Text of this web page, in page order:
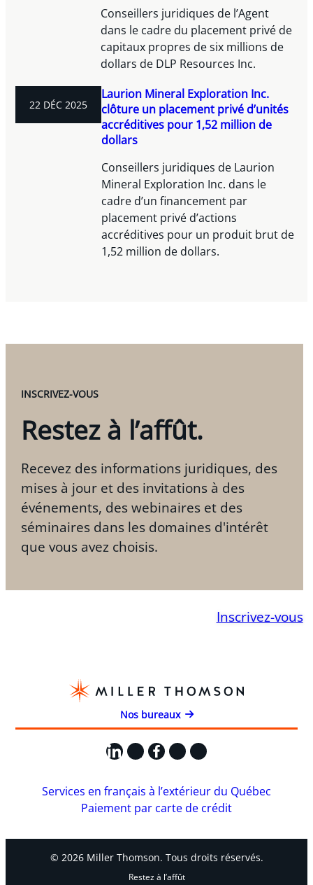
Conseillers juridiques de l’Agent
dans le cadre du placement privé de
capitaux propres de six millions de
dollars de DLP Resources Inc.
22 DÉC 2025
Laurion Mineral Exploration Inc.
clôture un placement privé d’unités
accréditives pour 1,52 million de
dollars
Conseillers juridiques de Laurion
Mineral Exploration Inc. dans le
cadre d’un financement par
placement privé d’actions
accréditives pour un produit brut de
1,52 million de dollars.
INSCRIVEZ-VOUS
Restez à l’affût.
Recevez des informations juridiques, des
mises à jour et des invitations à des
événements, des webinaires et des
séminaires dans les domaines d'intérêt
que vous avez choisis.
Inscrivez-vous
Nos bureaux
LinkedIn
X Facebook
Instagram
YouTube
Services en français à l’extérieur du Québec
Paiement par carte de crédit
© 2026 Miller Thomson. Tous droits réservés.
Restez à l’affût